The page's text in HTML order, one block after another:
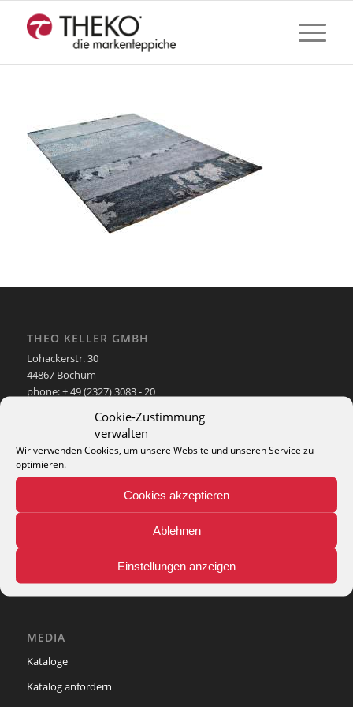
Cookie-Zustimmung
verwalten
Wir verwenden Cookies, um unsere Website und unseren Service zu
optimieren.
Cookies akzeptieren
Ablehnen
Einstellungen anzeigen
THEO KELLER GMBH
Lohackerstr. 30
44867 Bochum
phone: + 49 (2327) 3083 - 20
Teppich-Lexikon
MEDIA
Kataloge
Katalog anfordern